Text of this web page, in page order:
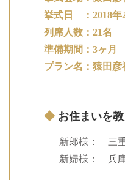
挙式日 ：2018年2
列席人数：21名
準備期間：3ヶ月
プラン名：猿田
◆ お住まいを教
新郎様： 三
新婦様： 兵